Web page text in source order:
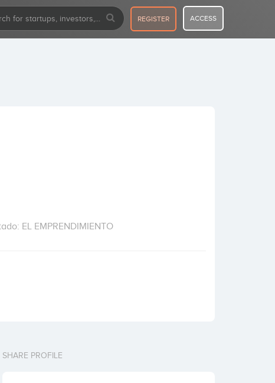
REGISTER ACCESS
EL EMPRENDIMIENTO
SHARE PROFILE